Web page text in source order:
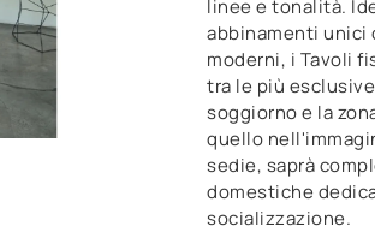
linee e tonalità.
abbinamenti unici
moderni, i Tavoli
tra le più
soggiorno e la
quello
sedie, saprà
domestiche
socializzazione.